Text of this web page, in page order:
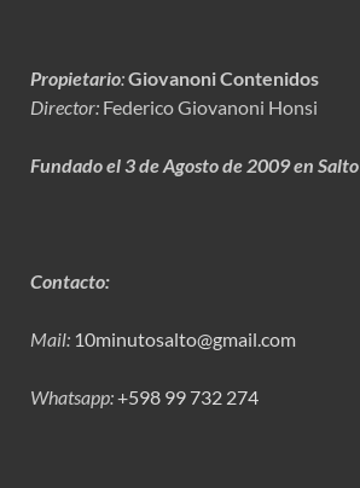
Propietario:Giovanoni Contenidos
Director: Federico Giovanoni Honsi
Fundado el 3 de Agosto de 2009 en Salto
Contacto:
Mail: 10minutosalto@gmail.com
Whatsapp:+598 99 732 274